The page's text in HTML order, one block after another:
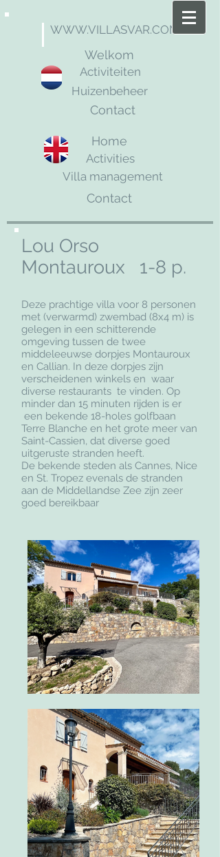
WWW.VILLASVAR.COM
Welkom
Activiteiten
Huizenbeheer
Contact
Home
Activities
Villa management
Contact
Lou Orso
Montauroux 1-8 p.
Deze prachtige villa voor 8 personen
met (verwarmd) zwembad (8x4 m) is
gelegen in een schitterende
omgeving tussen de twee
middeleeuwse dorpjes Montauroux
en Callian. In deze dorpjes zijn
verscheidenen winkels en waar
diverse restaurants te vinden. Op
minder dan 15 minuten rijden is er
een bekende 18-holes golfbaan
Terre Blanche en het grote meer van
Saint-Cassien, dat diverse goed
uitgeruste stranden heeft.
De bekende steden als Cannes, Nice
en St. Tropez evenals de stranden
aan de Middellandse Zee zijn zeer
goed bereikbaar